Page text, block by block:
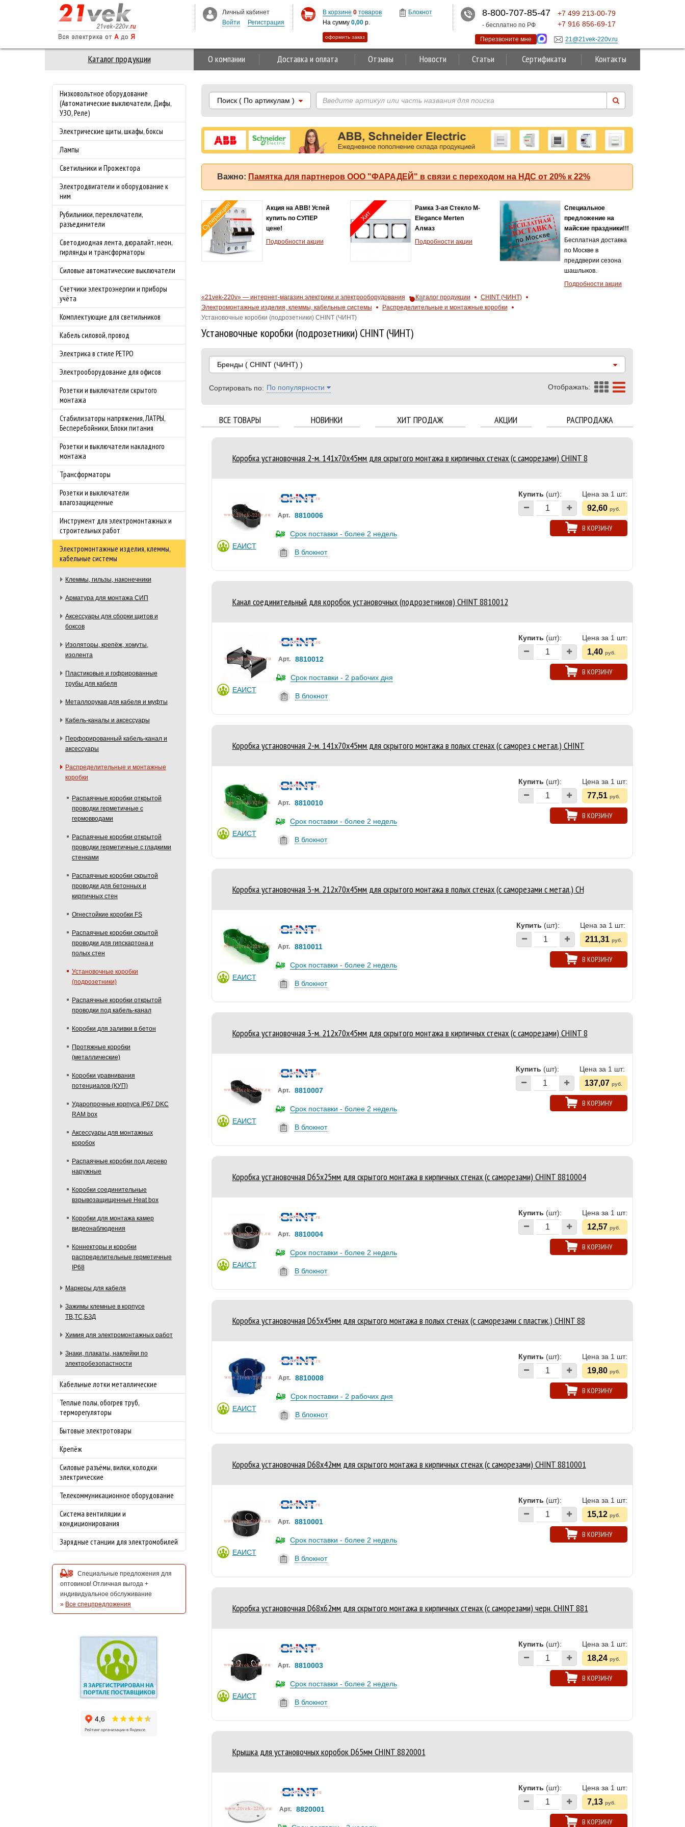
Каталог продукции О компании Доставка и оплата Отзывы Новости Статьи Сертификаты Контакты
Низковольтное оборудование
(Автоматические выключатели, Дифы,
УЗО, Реле)
Электрические щиты, шкафы, боксы
Лампы
Светильники и Прожектора
Электродвигатели и оборудование к
ним
Рубильники, переключатели,
разъединители
Светодиодная лента, дюралайт, неон,
гирлянды и трансформаторы
Силовые автоматические выключатели
Счетчики электроэнергии и приборы
учёта
Комплектующие для светильников
Кабель силовой, провод
Электрика в стиле РЕТРО
Электрооборудование для офисов
Розетки и выключатели скрытого
монтажа
Стабилизаторы напряжения, ЛАТРЫ,
Бесперебойники, Блоки питания
Розетки и выключатели накладного
монтажа
Трансформаторы
Розетки и выключатели
влагозащищенные
Инструмент для электромонтажных и
строительных работ
Электромонтажные изделия, клеммы,
кабельные системы
Клеммы, гильзы, наконечники
Арматура для монтажа СИП
Аксессуары для сборки щитов и
боксов
Изоляторы, крепёж, хомуты,
изолента
Пластиковые и гофрированные
трубы для кабеля
Металлорукав для кабеля и муфты
Кабель-каналы и аксессуары
Перфорированный кабель-канал и
аксессуары
Распределительные и монтажные
коробки
Распаячные коробки открытой
проводки герметичные с
гермовводами
Распаячные коробки открытой
проводки герметичные с гладкими
стенками
Распаячные коробки скрытой
проводки для бетонных и
кирпичных стен
Огнестойкие коробки FS
Распаячные коробки скрытой
проводки для гипскартона и
полых стен
Установочные коробки
(подрозетники)
Распаячные коробки открытой
проводки под кабель-канал
Коробки для заливки в бетон
Протяжные коробки
(металлические)
Коробки уравнивания
потенциалов (КУП)
Ударопрочные корпуса IP67 DKC
RAM box
Аксессуары для монтажных
коробок
Распаячные коробки под дерево
наружные
Коробки соединительные
взрывозащищенные Heat box
Коробки для монтажа камер
видеонаблюдения
Коннекторы и коробки
распределительные герметичные
IP68
Маркеры для кабеля
Зажимы клемные в корпусе
ТВ,ТС,БЗД
Химия для электромонтажных работ
Знаки, плакаты, наклейки по
электробезопастности
Кабельные лотки металлические
Теплые полы, обогрев труб,
терморегуляторы
Бытовые электротовары
Крепёж
Силовые разъёмы, вилки, колодки
электрические
Телекоммуникационное оборудование
Система вентиляции и
кондиционирования
Зарядные станции для электромобилей
Специальные предложения для
оптовиков! Отличная выгода +
индивидуальное обслуживание
» Все спецпредложения
Поиск( По артикулам )
Важно: Памятка для партнеров ООО "ФАРАДЕЙ" в связи с переходом на НДС от 20% к 22%
Суперакция!
Акция на ABB! Успей
купить по СУПЕР
цене!
Подробности акции
Хит
Рамка 3-ая Стекло M-
Elegance Merten
Алмаз
Подробности акции
Специальное
предложение на
майские праздники!!!
Бесплатная доставка
по Москве в
преддверии сезона
шашлыков.
Подробности акции
«21vek-220v» — интернет-магазин электрики и электрооборудования Каталог продукции
CHINT (ЧИНТ)
Электромонтажные изделия, клеммы, кабельные системы
Распределительные и монтажные коробки
Установочные коробки (подрозетники) CHINT (ЧИНТ)
Установочные коробки (подрозетники) CHINT (ЧИНТ)
Бренды( CHINT (ЧИНТ) )
Сортировать по: По популярности Отображать:
ВСЕ ТОВАРЫ НОВИНКИ ХИТ ПРОДАЖ АКЦИИ РАСПРОДАЖА
Коробка установочная 2-м. 141х70х45мм для скрытого монтажа в кирпичных стенах (с саморезами) CHINT 8
ЕАИСТ
Арт. 8810006
Срок поставки - более 2 недель
В блокнот
Купить (шт): Цена за 1 шт:
92,60 руб.
В КОРЗИНУ
Канал соединительный для коробок установочных (подрозетников) CHINT 8810012
ЕАИСТ
Арт. 8810012
Срок поставки - 2 рабочих дня
В блокнот
Купить (шт): Цена за 1 шт:
1,40 руб.
В КОРЗИНУ
Коробка установочная 2-м. 141х70х45мм для скрытого монтажа в полых стенах (с саморез с метал.) CHINT
ЕАИСТ
Арт. 8810010
Срок поставки - более 2 недель
В блокнот
Купить (шт): Цена за 1 шт:
77,51 руб.
В КОРЗИНУ
Коробка установочная 3-м. 212х70х45мм для скрытого монтажа в полых стенах (с саморезами с метал.) CH
ЕАИСТ
Арт. 8810011
Срок поставки - более 2 недель
В блокнот
Купить (шт): Цена за 1 шт:
211,31 руб.
В КОРЗИНУ
Коробка установочная 3-м. 212х70х45мм для скрытого монтажа в кирпичных стенах (с саморезами) CHINT 8
ЕАИСТ
Арт. 8810007
Срок поставки - более 2 недель
В блокнот
Купить (шт): Цена за 1 шт:
137,07 руб.
В КОРЗИНУ
Коробка установочная D65х25мм для скрытого монтажа в кирпичных стенах (с саморезами) CHINT 8810004
ЕАИСТ
Арт. 8810004
Срок поставки - более 2 недель
В блокнот
Купить (шт): Цена за 1 шт:
12,57 руб.
В КОРЗИНУ
Коробка установочная D65х45мм для скрытого монтажа в полых стенах (с саморезами с пластик.) CHINT 88
ЕАИСТ
Арт. 8810008
Срок поставки - 2 рабочих дня
В блокнот
Купить (шт): Цена за 1 шт:
19,80 руб.
В КОРЗИНУ
Коробка установочная D68х42мм для скрытого монтажа в кирпичных стенах (с саморезами) CHINT 8810001
ЕАИСТ
Арт. 8810001
Срок поставки - более 2 недель
В блокнот
Купить (шт): Цена за 1 шт:
15,12 руб.
В КОРЗИНУ
Коробка установочная D68х62мм для скрытого монтажа в кирпичных стенах (с саморезами) черн. CHINT 881
ЕАИСТ
Арт. 8810003
Срок поставки - более 2 недель
В блокнот
Купить (шт): Цена за 1 шт:
18,24 руб.
В КОРЗИНУ
Крышка для установочных коробок D65мм CHINT 8820001
Арт. 8820001
Купить (шт): Цена за 1 шт:
7,13 руб.
В КОРЗИНУ
Личный кабинет
Войти
Регистрация
В корзине 0 товаров
На сумму 0,00 р.
оформить заказ
Блокнот 8-800-707-85-47
- бесплатно по РФ
+7 499 213-00-79
+7 916 856-69-17
Перезвоните мне 21@21vek-220v.ru